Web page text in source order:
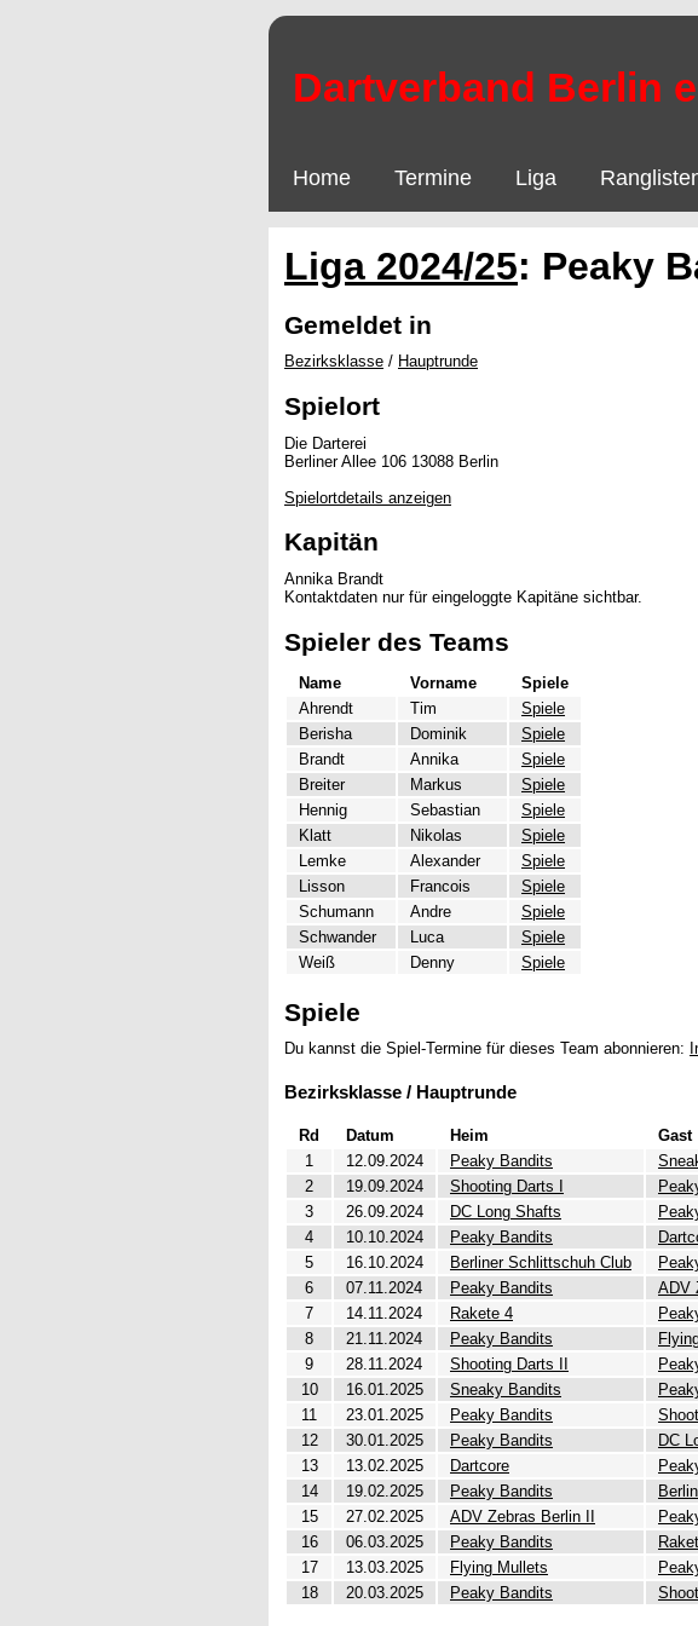
Dartverband Berlin
Home Termine Liga
Liga 2024/25: Peaky
Gemeldet in
Bezirksklasse / Hauptrunde
Spielort
Die Darterei
Berliner Allee 106 13088 Berlin
Spielortdetails anzeigen
Kapitän
Annika Brandt
Kontaktdaten nur für eingeloggte Kapitäne sichtbar.
Spieler des Teams
Name Vorname
Spiele
Ahrendt
Tim
Spiele
Berisha
Dominik
Spiele
Brandt
Annika
Spiele
Breiter
Markus
Spiele
Hennig
Sebastian
Spiele
Klatt
Nikolas
Spiele
Lemke
Alexander
Spiele
Lisson
Francois
Spiele
Schumann
Andre
Spiele
Schwander
Luca
Spiele
Weiß
Denny Spiele
Spiele
Du kannst die Spiel-Termine für dieses Team abonnieren:
Bezirksklasse / Hauptrunde
Rd Datum Heim Gast
1
12.09.2024 Peaky Bandits
2
19.09.2024 Shooting Darts I
3
26.09.2024 DC Long Shafts
4
10.10.2024 Peaky Bandits
5
16.10.2024 Berliner Schlittschuh Club
6
07.11.2024 Peaky Bandits ADV
7
14.11.2024 Rakete 4
8
21.11.2024 Peaky Bandits
9
28.11.2024 Shooting Darts II
10
16.01.2025 Sneaky Bandits
11
23.01.2025 Peaky Bandits
12
30.01.2025 Peaky Bandits DC
13
13.02.2025 Dartcore
14
19.02.2025 Peaky Bandits
15
27.02.2025 ADV Zebras Berlin II
16
06.03.2025 Peaky Bandits
17
13.03.2025 Flying Mullets
18
20.03.2025 Peaky Bandits